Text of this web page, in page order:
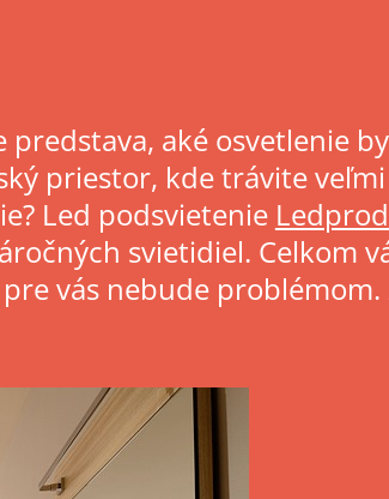
aké osvetlenie
priestor, kde trávite
Led podsvietenie
svietidiel. Celkom
vás nebude